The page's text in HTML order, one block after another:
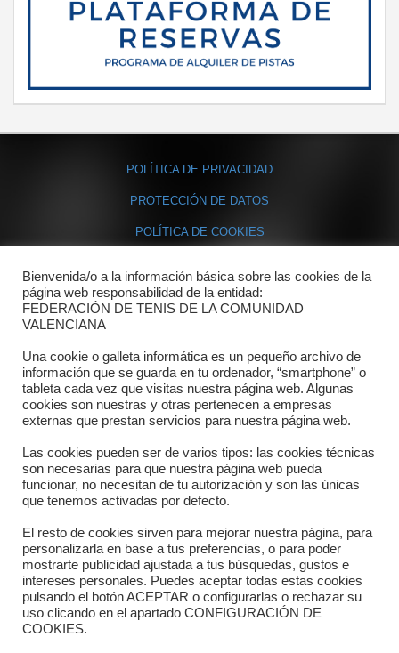
POLÍTICA DE PRIVACIDAD
PROTECCIÓN DE DATOS
POLÍTICA DE COOKIES
Contacto
Dónde estamos
Directorio departamentos
Horario
Formulario de contacto
Copyright © 2025 FTCV
Bienvenida/o a la información básica sobre las cookies de la
página web responsabilidad de la entidad:
FEDERACIÓN DE TENIS DE LA COMUNIDAD
VALENCIANA
Una cookie o galleta informática es un pequeño archivo de
información que se guarda en tu ordenador, “smartphone” o
tableta cada vez que visitas nuestra página web. Algunas
cookies son nuestras y otras pertenecen a empresas
externas que prestan servicios para nuestra página web.
Las cookies pueden ser de varios tipos: las cookies técnicas
son necesarias para que nuestra página web pueda
funcionar, no necesitan de tu autorización y son las únicas
que tenemos activadas por defecto.
El resto de cookies sirven para mejorar nuestra página, para
personalizarla en base a tus preferencias, o para poder
mostrarte publicidad ajustada a tus búsquedas, gustos e
intereses personales. Puedes aceptar todas estas cookies
pulsando el botón ACEPTAR o configurarlas o rechazar su
uso clicando en el apartado CONFIGURACIÓN DE
COOKIES.